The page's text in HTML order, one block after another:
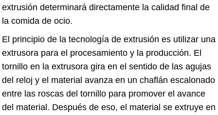
extrusión determinará directamente la calidad final de
la comida de ocio.
El principio de la tecnología de extrusión es utilizar una
extrusora para el procesamiento y la producción. El
tornillo en la extrusora gira en el sentido de las agujas
del reloj y el material avanza en un chaflán escalonado
entre las roscas del tornillo para promover el avance
del material. Después de eso, el material se extruye en